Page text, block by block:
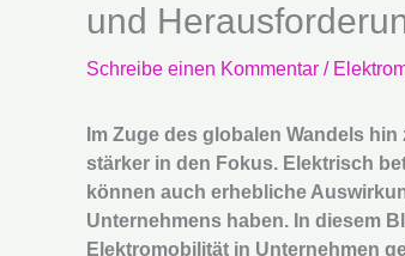
und
Schreibe einen Kommentar /
Im Zuge des globalen Wandels
stärker in den Fokus. Elektrisch
können auch erhebliche
Unternehmens haben. In diesem
Elektromobilität in Unternehmen